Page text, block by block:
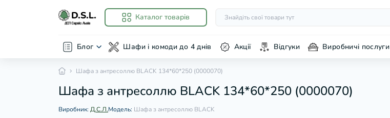
Каталог товарів
Блог Шафи і комоди до 4 днів Акції Відгуки Виробничі послуги
Шафа з антресоллю BLACK 134*60*250 (0000070)
Шафа з антресоллю BLACK 134*60*250 (0000070)
Виробник: Д.С.Л.Модель: Шафа з антресоллю BLACK